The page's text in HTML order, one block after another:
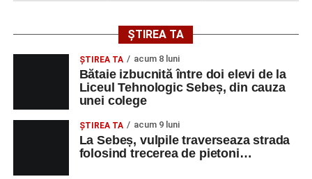
ȘTIREA TA
ŞTIREA TA acum 8 luni
Bătaie izbucnită între doi elevi de la
Liceul Tehnologic Sebeș, din cauza
unei colege
ŞTIREA TA acum 9 luni
La Sebeș, vulpile traverseaza strada
folosind trecerea de pietoni…